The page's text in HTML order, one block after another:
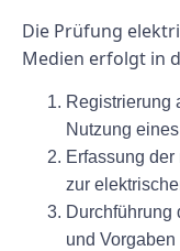
Die Prüfung
Medien erfolgt in
Registrierung
Nutzung
Erfassung
zur
Durchführung
und Vorgaben